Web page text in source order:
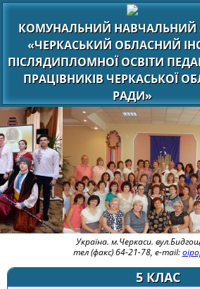
КОМУНАЛЬНИЙ НАВЧАЛЬНИЙ
«ЧЕРКАСЬКИЙ ОБЛАСНИЙ
ПІСЛЯДИПЛОМНОЇ ОСВІТИ
ПРАЦІВНИКІВ ЧЕРКАСЬКОЇ
РАДИ»
Україна. м.Черкаси.
тел (факс) 64-21-78, e-mail:
5 КЛАС